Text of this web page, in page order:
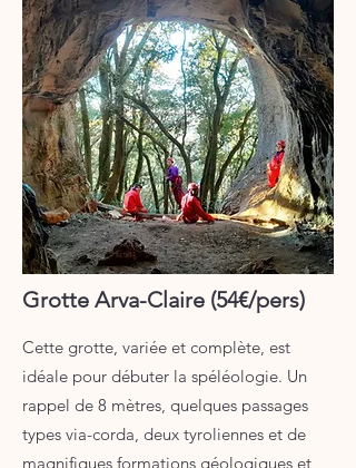
Grotte Arva-Claire (54€/pers)
Cette grotte, variée et complète, est
idéale pour débuter la spéléologie. Un
rappel de 8 mètres, quelques passages
types via-corda, deux tyroliennes et de
magnifiques formations géologiques et